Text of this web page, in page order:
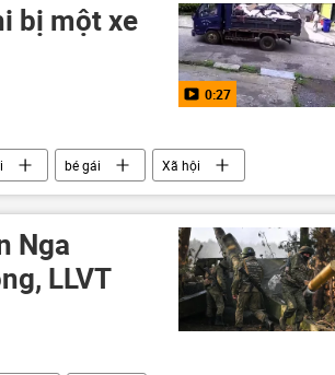
bị một xe
0:27
bé gái Xã hội
Nga
LLVT